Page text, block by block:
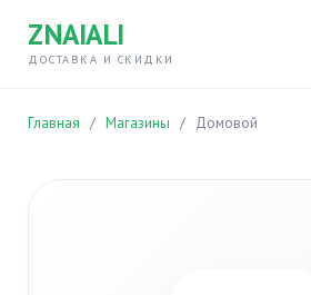
ZNAIALI
ДОСТАВКА И СКИДКИ
Главная / Магазины / Домовой